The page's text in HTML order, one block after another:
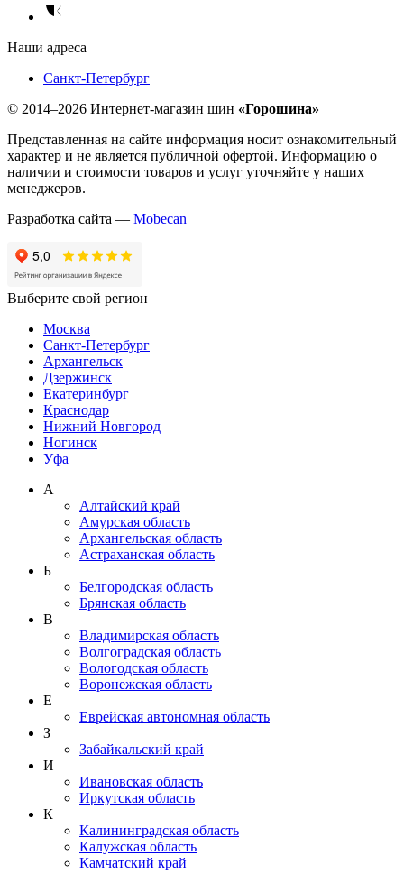
Наши адреса
Санкт-Петербург
© 2014–2026 Интернет-магазин шин «Горошина»
Представленная на сайте информация носит ознакомительный
характер и не является публичной офертой. Информацию о
наличии и стоимости товаров и услуг уточняйте у наших
менеджеров.
Разработка сайта — Mobecan
Выберите свой регион
Москва
Санкт-Петербург
Архангельск
Дзержинск
Екатеринбург
Краснодар
Нижний Новгород
Ногинск
Уфа
А
Алтайский край
Амурская область
Архангельская область
Астраханская область
Б
Белгородская область
Брянская область
В
Владимирская область
Волгоградская область
Вологодская область
Воронежская область
Е
Еврейская автономная область
З
Забайкальский край
И
Ивановская область
Иркутская область
К
Калининградская область
Калужская область
Камчатский край